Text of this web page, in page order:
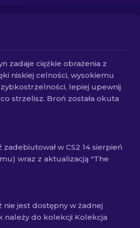
zadaje ciężkie obrażenia z
niskiej celności, wysokiemu
lepiej upewnij
strzelisz. Broń została okuta
w CS2 14 sierpień
wraz z aktualizacją "The
nie jest dostępny w żadnej
należy do kolekcji Kolekcja